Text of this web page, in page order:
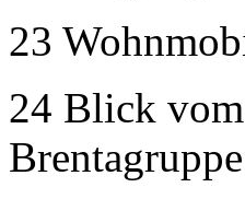
23
24 Blick